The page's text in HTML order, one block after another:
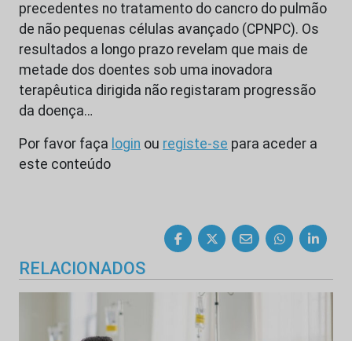
precedentes no tratamento do cancro do pulmão
de não pequenas células avançado (CPNPC). Os
resultados a longo prazo revelam que mais de
metade dos doentes sob uma inovadora
terapêutica dirigida não registaram progressão
da doença…
Por favor faça login ou registe-se para aceder a
este conteúdo
RELACIONADOS